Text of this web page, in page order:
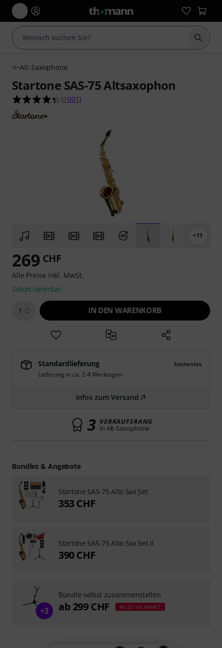
Suche
Alt-Saxophone
Startone SAS-75 Altsaxophon
4.3 von 5 Sternen aus 1001
(1001 )
+11
269 CHF
Alle Preise inkl. MwSt.
Sofort lieferbar
1 IN DEN WARENKORB
Standardlieferung
kostenlos
Lieferung in ca. 2-4 Werktagen
Infos zum Versand
3 VERKAUFSRANG
in Alt-Saxophone
Bundles & Angebote
Startone SAS-75 Alto Sax Set
353 CHF
Startone SAS-75 Alto Sax Set II
390 CHF
+3
Bundle selbst zusammenstellen
ab 299 CHF BIS ZU 5% RABATT